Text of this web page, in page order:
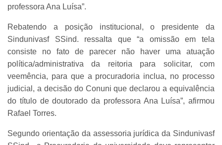
professora Ana Luísa”.
Rebatendo a posição institucional, o presidente da
Sindunivasf SSind. ressalta que “a omissão em tela
consiste no fato de parecer não haver uma atuação
política/administrativa da reitoria para solicitar, com
veemência, para que a procuradoria inclua, no processo
judicial, a decisão do Conuni que declarou a equivalência
do título de doutorado da professora Ana Luísa”, afirmou
Rafael Torres.
Segundo orientação da assessoria jurídica da Sindunivasf